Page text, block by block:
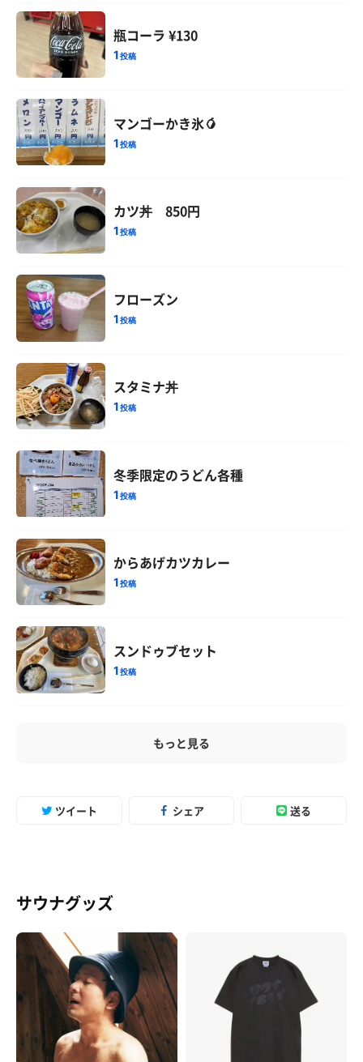
瓶コーラ ¥130
1投稿
マンゴーかき氷🥭
1投稿
カツ丼 850円
1投稿
フローズン
1投稿
スタミナ丼
1投稿
冬季限定のうどん各種
1投稿
からあげカツカレー
1投稿
スンドゥブセット
1投稿
もっと見る
ツイート シェア 送る
サウナグッズ